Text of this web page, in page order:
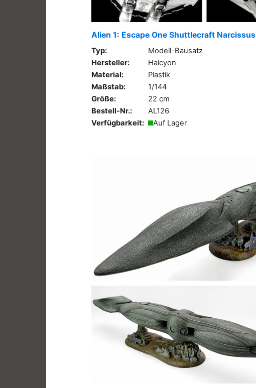
Alien 1: Escape One Shuttlecraft Narcissus
Typ:
Modell-Bausatz
Hersteller:
Halcyon
Material:
Plastik
Maßstab:
1/144
Größe:
22 cm
Bestell-Nr.:
AL126
Verfügbarkeit:
Auf Lager